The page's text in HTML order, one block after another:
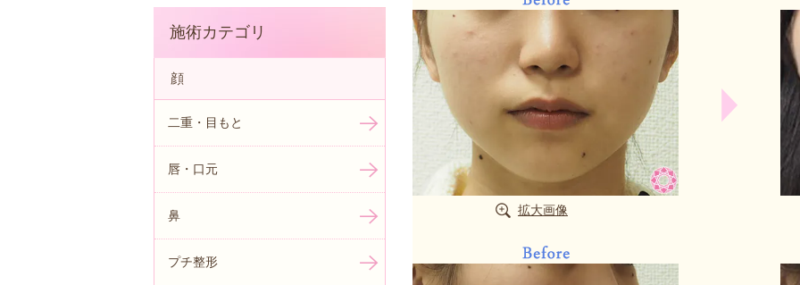
拡大画像
施術カテゴリ
顔
二重・目もと
唇・口元
鼻
プチ整形